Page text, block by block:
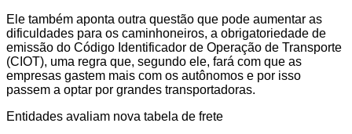
Ele também aponta outra questão que pode aumentar as
dificuldades para os caminhoneiros, a obrigatoriedade de
emissão do Código Identificador de Operação de Transporte
(CIOT), uma regra que, segundo ele, fará com que as
empresas gastem mais com os autônomos e por isso
passem a optar por grandes transportadoras.
Entidades avaliam nova tabela de frete